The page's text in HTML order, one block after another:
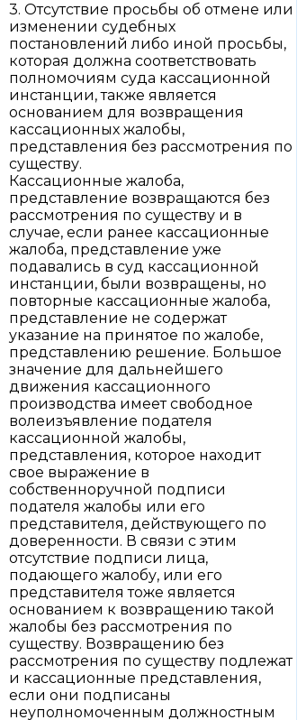
3. Отсутствие просьбы об отмене или
изменении судебных
постановлений либо иной просьбы,
которая должна соответствовать
полномочиям суда кассационной
инстанции, также является
основанием для возвращения
кассационных жалобы,
представления без рассмотрения по
существу.
Кассационные жалоба,
представление возвращаются без
рассмотрения по существу и в
случае, если ранее кассационные
жалоба, представление уже
подавались в суд кассационной
инстанции, были возвращены, но
повторные кассационные жалоба,
представление не содержат
указание на принятое по жалобе,
представлению решение. Большое
значение для дальнейшего
движения кассационного
производства имеет свободное
волеизъявление подателя
кассационной жалобы,
представления, которое находит
свое выражение в
собственноручной подписи
подателя жалобы или его
представителя, действующего по
доверенности. В связи с этим
отсутствие подписи лица,
подающего жалобу, или его
представителя тоже является
основанием к возвращению такой
жалобы без рассмотрения по
существу. Возвращению без
рассмотрения по существу подлежат
и кассационные представления,
если они подписаны
неуполномоченным должностным